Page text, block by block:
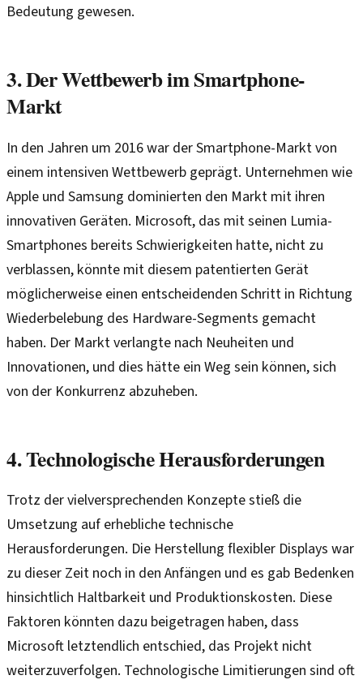
Bedeutung gewesen.
3. Der Wettbewerb im Smartphone-
Markt
In den Jahren um 2016 war der Smartphone-Markt von
einem intensiven Wettbewerb geprägt. Unternehmen wie
Apple und Samsung dominierten den Markt mit ihren
innovativen Geräten. Microsoft, das mit seinen Lumia-
Smartphones bereits Schwierigkeiten hatte, nicht zu
verblassen, könnte mit diesem patentierten Gerät
möglicherweise einen entscheidenden Schritt in Richtung
Wiederbelebung des Hardware-Segments gemacht
haben. Der Markt verlangte nach Neuheiten und
Innovationen, und dies hätte ein Weg sein können, sich
von der Konkurrenz abzuheben.
4. Technologische Herausforderungen
Trotz der vielversprechenden Konzepte stieß die
Umsetzung auf erhebliche technische
Herausforderungen. Die Herstellung flexibler Displays war
zu dieser Zeit noch in den Anfängen und es gab Bedenken
hinsichtlich Haltbarkeit und Produktionskosten. Diese
Faktoren könnten dazu beigetragen haben, dass
Microsoft letztendlich entschied, das Projekt nicht
weiterzuverfolgen. Technologische Limitierungen sind oft